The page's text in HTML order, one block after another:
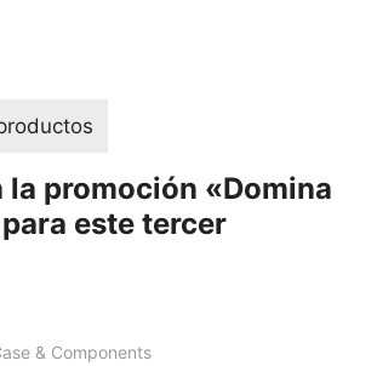
la promoción «Domina
este tercer
& Components